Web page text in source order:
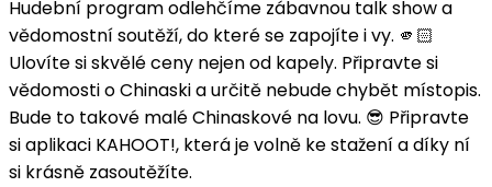
Hudební program odlehčíme zábavnou talk show a
vědomostní soutěží, do které se zapojíte i vy. 🫵🏻
Ulovíte si skvělé ceny nejen od kapely. Připravte si
vědomosti o Chinaski a určitě nebude chybět místopis.
Bude to takové malé Chinaskové na lovu. 😎 Připravte
si aplikaci KAHOOT!, která je volně ke stažení a díky ní
si krásně zasoutěžíte.